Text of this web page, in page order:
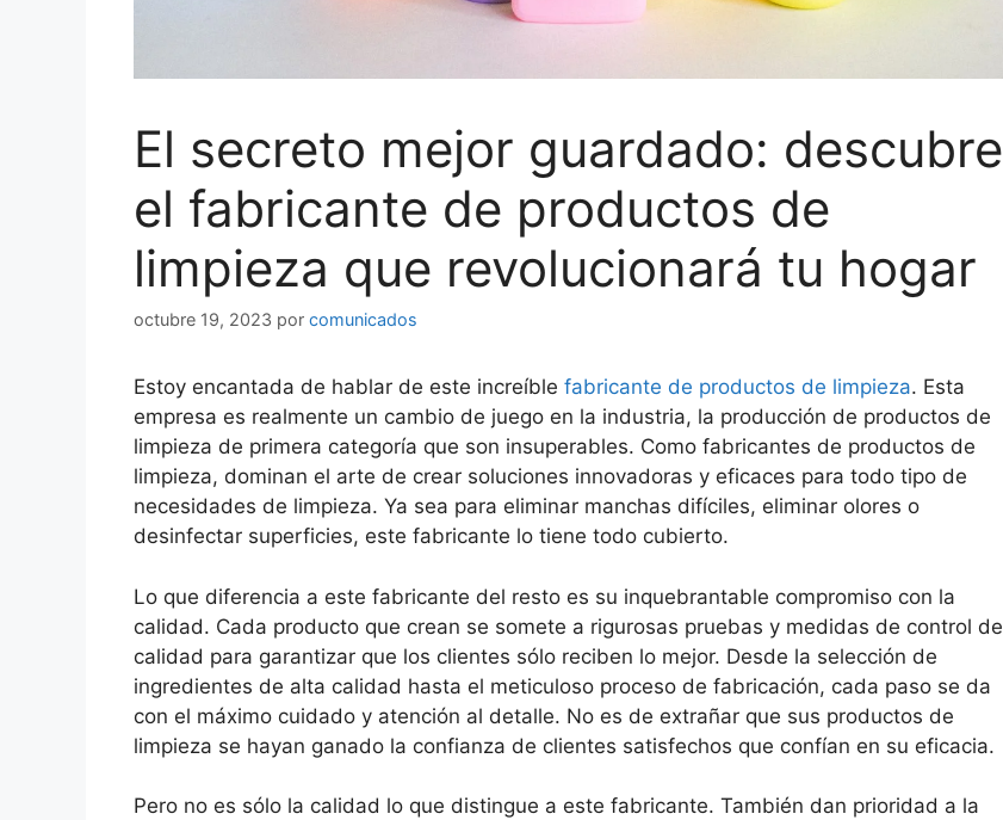
El secreto mejor guardado: descubre
el fabricante de productos de
limpieza que revolucionará tu hogar
octubre 19, 2023 por comunicados
Estoy encantada de hablar de este increíble fabricante de productos de limpieza. Esta
empresa es realmente un cambio de juego en la industria, la producción de productos de
limpieza de primera categoría que son insuperables. Como fabricantes de productos de
limpieza, dominan el arte de crear soluciones innovadoras y eficaces para todo tipo de
necesidades de limpieza. Ya sea para eliminar manchas difíciles, eliminar olores o
desinfectar superficies, este fabricante lo tiene todo cubierto.
Lo que diferencia a este fabricante del resto es su inquebrantable compromiso con la
calidad. Cada producto que crean se somete a rigurosas pruebas y medidas de control de
calidad para garantizar que los clientes sólo reciben lo mejor. Desde la selección de
ingredientes de alta calidad hasta el meticuloso proceso de fabricación, cada paso se da
con el máximo cuidado y atención al detalle. No es de extrañar que sus productos de
limpieza se hayan ganado la confianza de clientes satisfechos que confían en su eficacia.
Pero no es sólo la calidad lo que distingue a este fabricante. También dan prioridad a la